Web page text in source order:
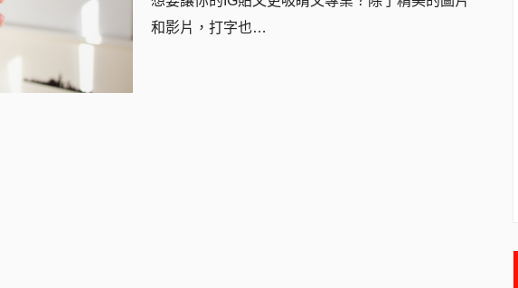
和影片，打字也…